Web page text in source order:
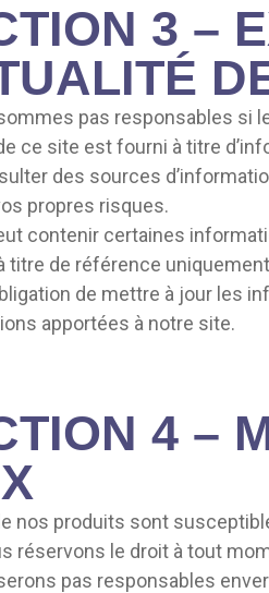
3 –
pas responsables si
ce site est fourni à titre
des sources
propres risques.
contenir certaines
titre de référence
de mettre à jour les
apportées à notre site.
4 –
nos produits sont
réservons le droit à tout
pas responsables